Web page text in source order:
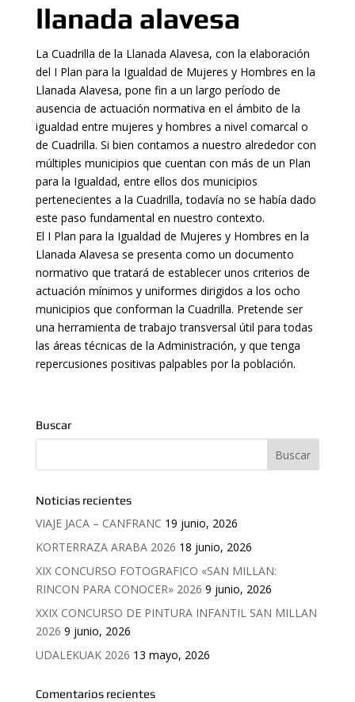
llanada alavesa
La Cuadrilla de la Llanada Alavesa, con la elaboración
del I Plan para la Igualdad de Mujeres y Hombres en la
Llanada Alavesa, pone fin a un largo período de
ausencia de actuación normativa en el ámbito de la
igualdad entre mujeres y hombres a nivel comarcal o
de Cuadrilla. Si bien contamos a nuestro alrededor con
múltiples municipios que cuentan con más de un Plan
para la Igualdad, entre ellos dos municipios
pertenecientes a la Cuadrilla, todavía no se había dado
este paso fundamental en nuestro contexto.
El I Plan para la Igualdad de Mujeres y Hombres en la
Llanada Alavesa se presenta como un documento
normativo que tratará de establecer unos criterios de
actuación mínimos y uniformes dirigidos a los ocho
municipios que conforman la Cuadrilla. Pretende ser
una herramienta de trabajo transversal útil para todas
las áreas técnicas de la Administración, y que tenga
repercusiones positivas palpables por la población.
Buscar
Noticias recientes
VIAJE JACA – CANFRANC 19 junio, 2026
KORTERRAZA ARABA 2026 18 junio, 2026
XIX CONCURSO FOTOGRAFICO «SAN MILLAN:
RINCON PARA CONOCER» 2026 9 junio, 2026
XXIX CONCURSO DE PINTURA INFANTIL SAN MILLAN
2026 9 junio, 2026
UDALEKUAK 2026 13 mayo, 2026
Comentarios recientes